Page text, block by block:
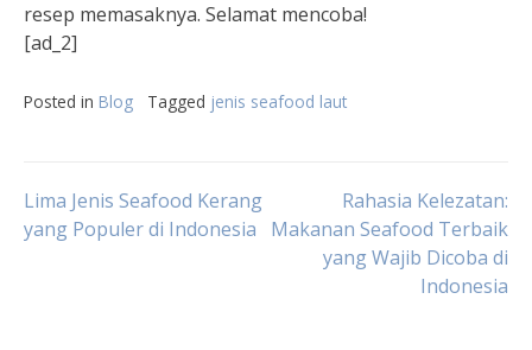
resep memasaknya. Selamat mencoba!
[ad_2]
Posted in Blog Tagged jenis seafood laut
Post
Lima Jenis Seafood Kerang
yang Populer di Indonesia
Rahasia Kelezatan:
Makanan Seafood Terbaik
yang Wajib Dicoba di
Indonesia